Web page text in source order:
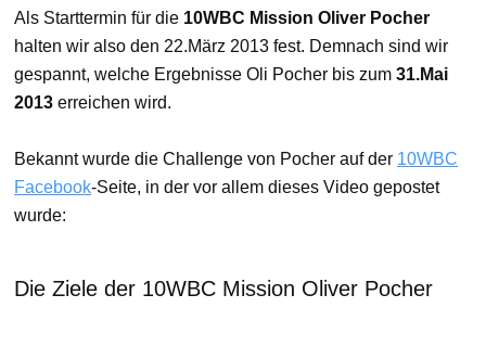
Als Starttermin für die 10WBC Mission Oliver Pocher
halten wir also den 22.März 2013 fest. Demnach sind wir
gespannt, welche Ergebnisse Oli Pocher bis zum 31.Mai
2013 erreichen wird.
Bekannt wurde die Challenge von Pocher auf der 10WBC
Facebook-Seite, in der vor allem dieses Video gepostet
wurde:
Die Ziele der 10WBC Mission Oliver Pocher